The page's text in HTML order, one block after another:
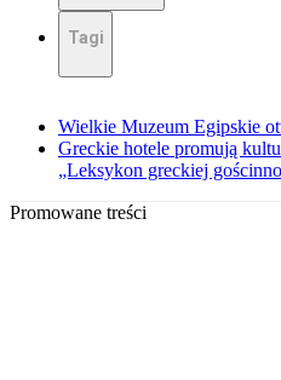
Tagi
Wielkie Muzeum Egipskie
Greckie hotele promują
„Leksykon greckiej
Promowane treści